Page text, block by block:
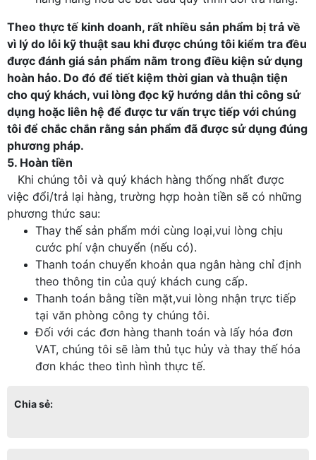
Theo thực tế kinh doanh, rất nhiều sản phẩm bị trả về
vì lý do lỗi kỹ thuật sau khi được chúng tôi kiểm tra đều
được đánh giá sản phẩm nằm trong điều kiện sử dụng
hoàn hảo. Do đó để tiết kiệm thời gian và thuận tiện
cho quý khách, vui lòng đọc kỹ hướng dẫn thi công sử
dụng hoặc liên hệ để được tư vấn trực tiếp với chúng
tôi để chắc chắn rằng sản phẩm đã được sử dụng đúng
phương pháp.
5. Hoàn tiền
Khi chúng tôi và quý khách hàng thống nhất được
việc đổi/trả lại hàng, trường hợp hoàn tiền sẽ có những
phương thức sau:
Thay thế sản phẩm mới cùng loại,vui lòng chịu
cước phí vận chuyển (nếu có).
Thanh toán chuyển khoản qua ngân hàng chỉ định
theo thông tin của quý khách cung cấp.
Thanh toán bằng tiền mặt,vui lòng nhận trực tiếp
tại văn phòng công ty chúng tôi.
Đối với các đơn hàng thanh toán và lấy hóa đơn
VAT, chúng tôi sẽ làm thủ tục hủy và thay thế hóa
đơn khác theo tình hình thực tế.
Chia sẻ: